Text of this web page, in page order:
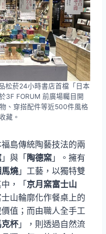
松菸24小時書店首檔「日本
3F FORUM 前廣場矚目開
、穿搭配件等近500件風格
藏。
島傳統陶藝技法的兩
」與「 陶德窯 」。擁有
燒 」工藝，以獨特雙
，「 京月窯富士山
山輪廓化作餐桌上的
值；而由職人全手工
杯」，則透過自然流